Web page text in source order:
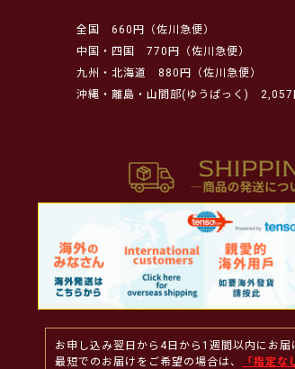
全国
660円（佐川急便）
中国・四国
770円（佐川急便）
九州・北海道
880円（佐川急便）
沖縄・離島・山間部(ゆうぱっく)
2,057
お申し込み翌日から4日から1週間以内にお届
最短でのお届けをご希望の場合は、
「指定な